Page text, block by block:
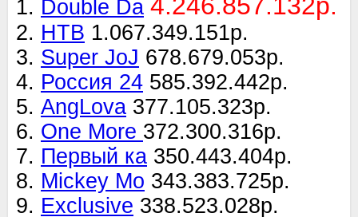
1. Double Da
2. НТВ 1.067.349.151р.
3. Super JoJ 678.679.053р.
4. Россия 24 585.392.442р.
5. AngLova 377.105.323р.
6. One More 372.300.316р.
7. Первый ка 350.443.404р.
8. Mickey Mo 343.383.725р.
9. Exclusive 338.523.028р.